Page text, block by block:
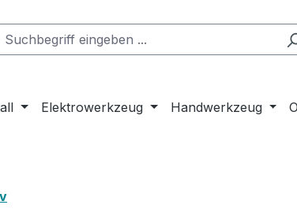
Elektrowerkzeug Handwerkzeug